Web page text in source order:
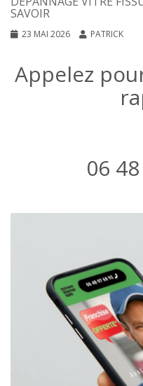
SAVOIR
23 MAI 2026 PATRICK
Appelez
06